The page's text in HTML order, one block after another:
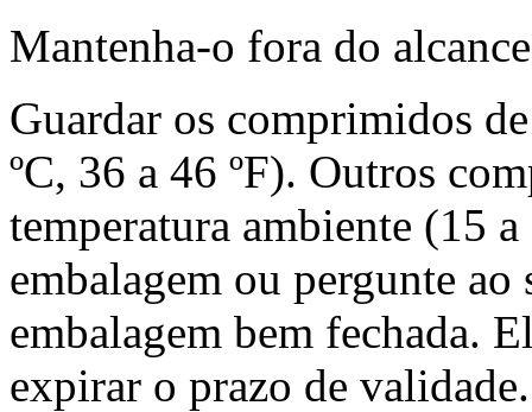
Mantenha-o fora do
Guardar os comprimidos
ºC, 36 a 46 ºF). Outros
temperatura ambiente (15
embalagem ou pergunte
embalagem bem fechada.
expirar o prazo de validade.